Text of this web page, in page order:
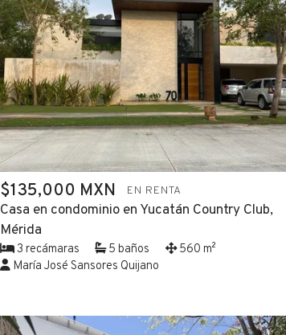
$135,000 MXN EN RENTA
Casa en condominio en Yucatán Country Club,
Mérida
3 recámaras 5 baños
560 m²
María José Sansores Quijano